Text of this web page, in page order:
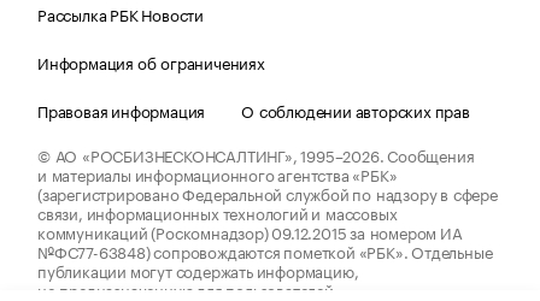
Рассылка РБК Новости
Информация об ограничениях
Правовая информация
О соблюдении авторских прав
© АО «РОСБИЗНЕСКОНСАЛТИНГ»,1995–2026.Сообщения
и материалы информационного агентства «РБК»
(зарегистрировано Федеральной службой по надзору в сфере
связи, информационных технологий и массовых
коммуникаций (Роскомнадзор) 09.12.2015 за номером ИА
№ФС77-63848) сопровождаются пометкой «РБК». Отдельные
публикации могут содержать информацию,
не предназначенную для пользователей